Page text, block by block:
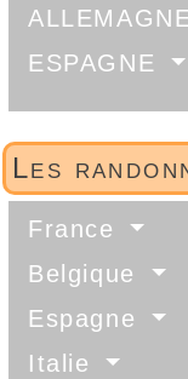
ESPAGNE
Les
France
Belgique
Espagne
Italie